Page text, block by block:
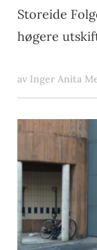
Storeide
høgere
av Inger Anita